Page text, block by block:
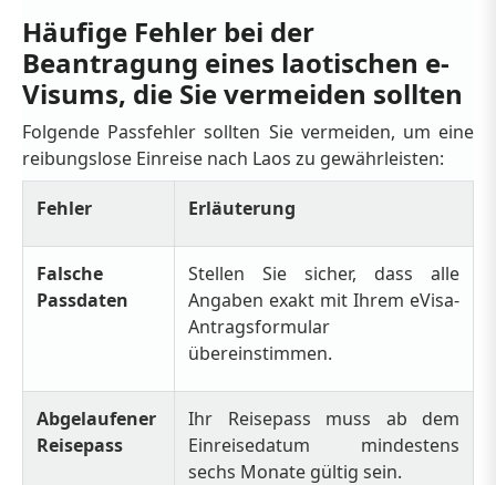
Häufige Fehler bei der
Beantragung eines laotischen e-
Visums, die Sie vermeiden sollten
Folgende Passfehler sollten Sie vermeiden, um eine
reibungslose Einreise nach Laos zu gewährleisten:
Fehler Erläuterung
Falsche
Passdaten
Stellen Sie sicher, dass alle
Angaben exakt mit Ihrem eVisa-
Antragsformular
übereinstimmen.
Abgelaufener
Reisepass
Ihr Reisepass muss ab dem
Einreisedatum mindestens
sechs Monate gültig sein.